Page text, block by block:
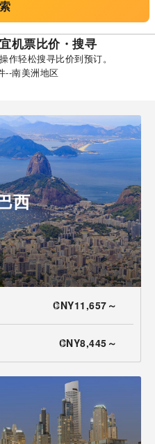
机票比价・搜寻
作轻松搜寻比价到预订。
--南美洲地区
西
CNY11,657～
CNY8,445～